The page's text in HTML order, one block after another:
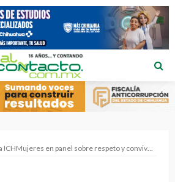
en panel sobre respeto y convivencia en el ámbito laboral.